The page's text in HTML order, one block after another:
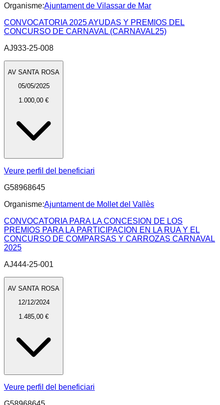
Organisme:Ajuntament de Vilassar de Mar
CONVOCATORIA 2025 AYUDAS Y PREMIOS DEL
CONCURSO DE CARNAVAL (CARNAVAL25)
AJ933-25-008
AV SANTA ROSA
05/05/2025
1.000,00 €
Veure perfil del beneficiari
G58968645
Organisme:Ajuntament de Mollet del Vallès
CONVOCATORIA PARA LA CONCESION DE LOS
PREMIOS PARA LA PARTICIPACION EN LA RUA Y EL
CONCURSO DE COMPARSAS Y CARROZAS CARNAVAL
2025
AJ444-25-001
AV SANTA ROSA
12/12/2024
1.485,00 €
Veure perfil del beneficiari